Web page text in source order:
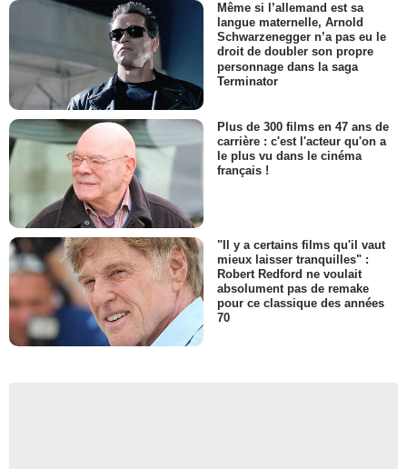
Même si l’allemand est sa
langue maternelle, Arnold
Schwarzenegger n’a pas eu le
droit de doubler son propre
personnage dans la saga
Terminator
Plus de 300 films en 47 ans de
carrière : c'est l'acteur qu'on a
le plus vu dans le cinéma
français !
"Il y a certains films qu'il vaut
mieux laisser tranquilles" :
Robert Redford ne voulait
absolument pas de remake
pour ce classique des années
70